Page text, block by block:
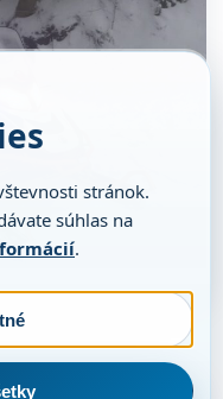
stránok.
súhlas na
.